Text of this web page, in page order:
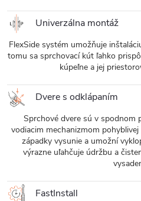
Univerzálna montáž
FlexSide systém umožňuje
tomu sa sprchovací kút ľahko
kúpeľne a jej
Dvere s odklápaním
Sprchové dvere sú v spodnom
vodiacim mechanizmom
západky vysunie a umožní
výrazne uľahčuje údržbu a
FastInstall